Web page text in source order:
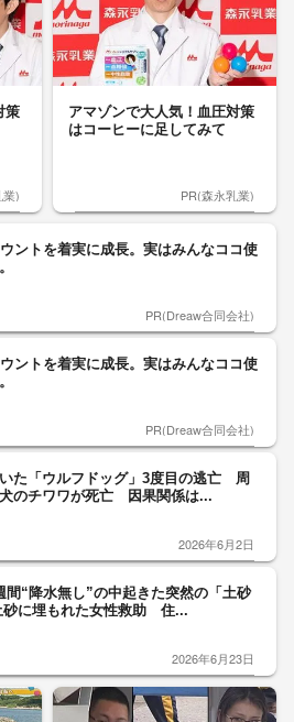
策
業)
アマゾンで大人気！血圧対策
はコーヒーに足してみて
PR(森永乳業)
ントを着実に成長。実はみんなココ使
PR(Dreaw合同会社)
ントを着実に成長。実はみんなココ使
PR(Dreaw合同会社)
た「ウルフドッグ」3度目の逃亡 周
のチワワが死亡 因果関係は...
2026年6月2日
間“降水無し”の中起きた突然の「土砂
砂に埋もれた女性救助 住...
2026年6月23日